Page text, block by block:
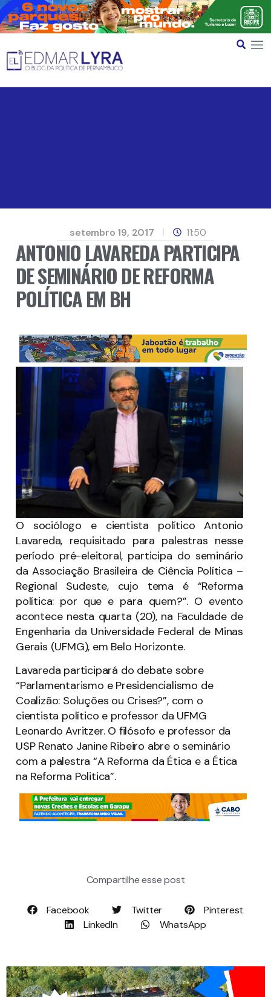
setembro 19, 2017 11:50
ANTONIO LAVAREDA PARTICIPA
DE SEMINÁRIO DE REFORMA
POLÍTICA EM BH
O sociólogo e cientista político Antonio
Lavareda, requisitado para palestras nesse
período pré-eleitoral, participa do seminário
da Associação Brasileira de Ciência Política –
Regional Sudeste, cujo tema é “Reforma
política: por que e para quem?”. O evento
acontece nesta quarta (20), na Faculdade de
Engenharia da Universidade Federal de Minas
Gerais (UFMG), em Belo Horizonte.
Lavareda participará do debate sobre
“Parlamentarismo e Presidencialismo de
Coalizão: Soluções ou Crises?”, com o
cientista político e professor da UFMG
Leonardo Avritzer. O filósofo e professor da
USP Renato Janine Ribeiro abre o seminário
com a palestra “A Reforma da Ética e a Ética
na Reforma Politica”.
Compartilhe esse post
Facebook Twitter
Pinterest
LinkedIn
WhatsApp